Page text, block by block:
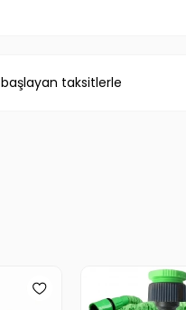
taksitlerle